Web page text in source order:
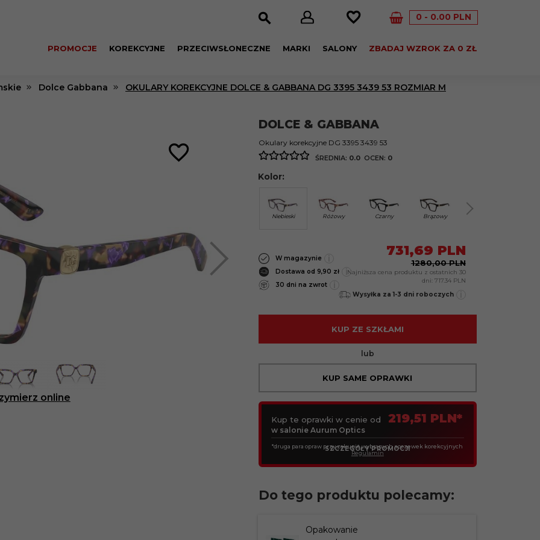
0 0.00 PLN
PROMOCJE KOREKCYJNE PRZECIWSŁONECZNE MARKI SALONY ZBADAJ WZROK ZA 0 ZŁ
Dolce Gabbana OKULARY KOREKCYJNE DOLCE & GABBANA DG 3395 3439 53 ROZMIAR M
online
DOLCE & GABBANA
Okulary korekcyjne DG 3395 3439 53
ŚREDNIA: 0.0OCEN: 0
Kolor:
Niebieski Różowy Czarny Brązowy
W magazynie
Dostawa od 9,90 zł
30 dni na zwrot
731,69 PLN
1280,00 PLN
Najniższa cena produktu z ostatnich 30
dni: 717.34 PLN
Wysyłka za 1-3 dni roboczych
KUP ZE SZKŁAMI
lub
KUP SAME OPRAWKI
Kup te oprawki w cenie od 219,51 PLN*
w salonie Aurum Optics
*druga para opraw przy zakupie wybranych soczewek korekcyjnych
SZCZEGÓŁY PROMOCJI
Regulamin
Do tego produktu polecamy:
Opakowanie